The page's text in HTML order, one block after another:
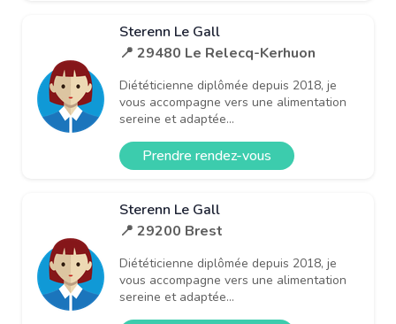
Sterenn Le Gall
📍 29480 Le Relecq-Kerhuon
Diététicienne diplômée depuis 2018, je
vous accompagne vers une alimentation
sereine et adaptée...
Prendre rendez-vous
Sterenn Le Gall
📍 29200 Brest
Diététicienne diplômée depuis 2018, je
vous accompagne vers une alimentation
sereine et adaptée...